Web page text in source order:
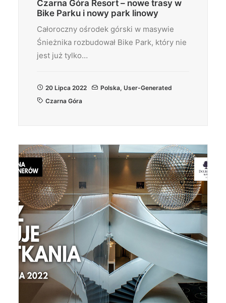
Czarna Góra Resort – nowe trasy w
Bike Parku i nowy park linowy
Całoroczny ośrodek górski w masywie
Śnieżnika rozbudował Bike Park, który nie
jest już tylko…
20 Lipca 2022 Polska, User-Generated
Czarna Góra